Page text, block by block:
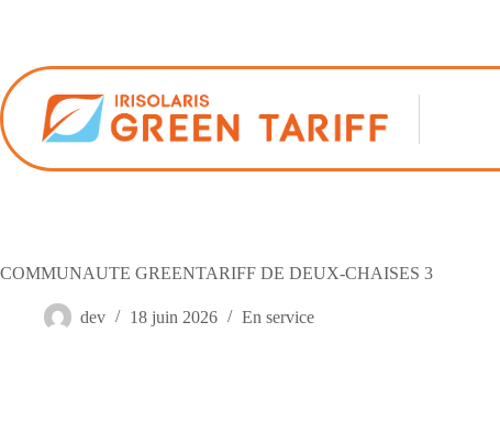
COMMUNAUTE GREENTARIFF DE DEUX-CHAISES 3
dev 18 juin 2026 En service